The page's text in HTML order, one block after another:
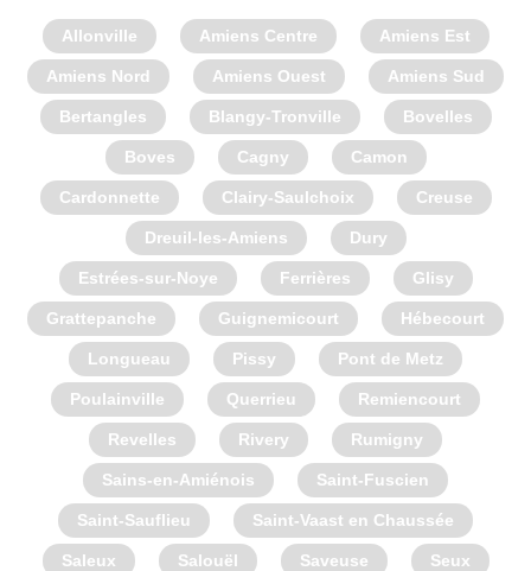
Allonville Amiens Centre Amiens Est
Amiens Nord Amiens Ouest Amiens Sud
Bertangles Blangy-Tronville Bovelles
Boves Cagny Camon
Cardonnette Clairy-Saulchoix Creuse
Dreuil-les-Amiens Dury
Estrées-sur-Noye Ferrières Glisy
Grattepanche Guignemicourt Hébecourt
Longueau Pissy Pont de Metz
Poulainville Querrieu Remiencourt
Revelles Rivery Rumigny
Sains-en-Amiénois Saint-Fuscien
Saint-Sauflieu Saint-Vaast en Chaussée
Saleux Salouël Saveuse Seux